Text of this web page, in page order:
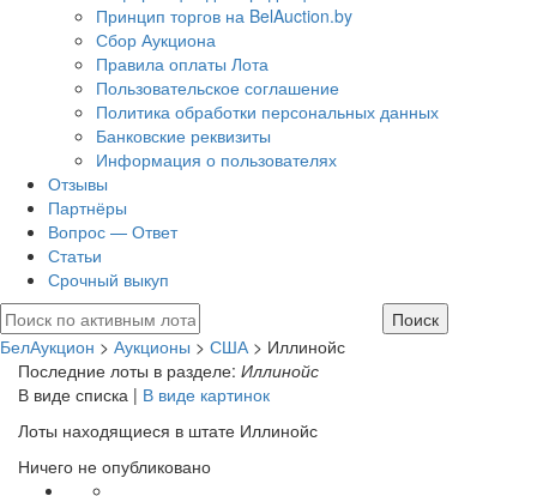
Принцип торгов на BelAuction.by
Сбор Аукциона
Правила оплаты Лота
Пользовательское соглашение
Политика обработки персональных данных
Банковские реквизиты
Информация о пользователях
Отзывы
Партнёры
Вопрос — Ответ
Статьи
Срочный выкуп
БелАукцион > Аукционы > США> Иллинойс
Последние лоты в разделе: Иллинойс
В виде списка | В виде картинок
Лоты находящиеся в штате Иллинойс
Ничего не опубликовано